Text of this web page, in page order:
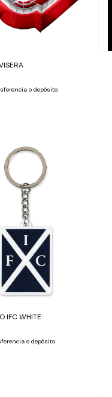
o depósito
IFC WHITE
o depósito